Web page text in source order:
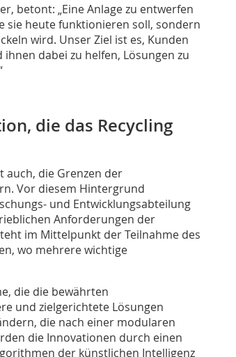
betont: „Eine Anlage zu entwerfen
sie heute funktionieren soll, sondern
wird. Unser Ziel ist es, Kunden
dabei zu helfen, Lösungen zu
die das Recycling
auch, die Grenzen der
Vor diesem Hintergrund
und Entwicklungsabteilung
Anforderungen der
im Mittelpunkt der Teilnahme des
wo mehrere wichtige
die die bewährten
und zielgerichtete Lösungen
die nach einer modularen
die Innovationen durch einen
der künstlichen Intelligenz